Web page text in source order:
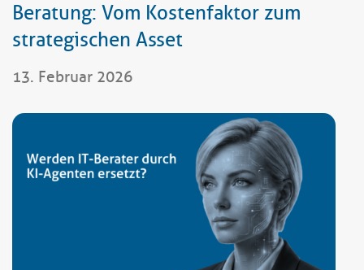
Beratung: Vom Kostenfaktor zum
strategischen Asset
13. Februar 2026